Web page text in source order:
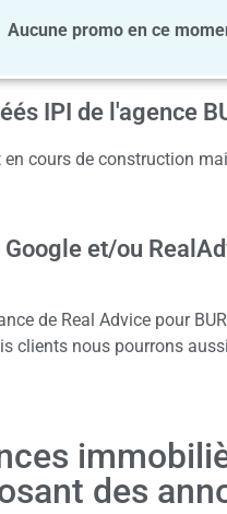
Aucune promo en ce
IPI de l'agence
cours de construction
et/ou
de Real Advice pour
clients nous pourrons
des